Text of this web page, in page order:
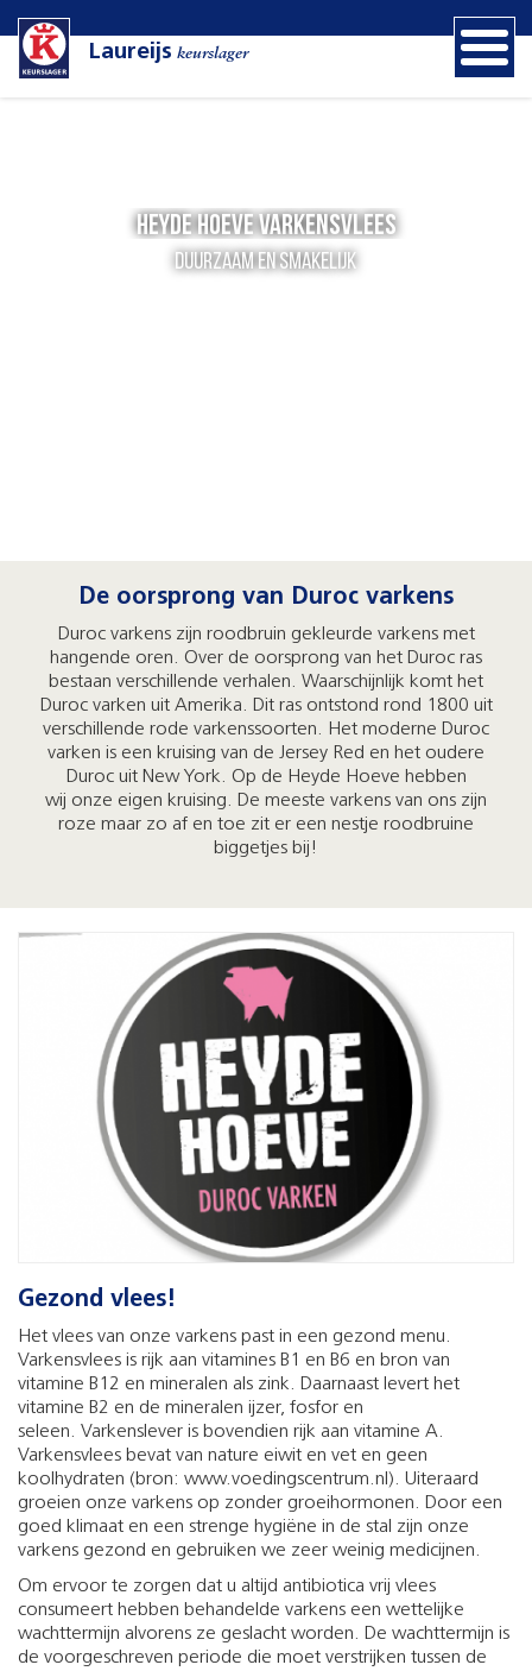
Laureijs keurslager
Heyde Hoeve varkensvlees
Duurzaam en smakelijk
De oorsprong van Duroc varkens
Duroc varkens zijn roodbruin gekleurde varkens met
hangende oren. Over de oorsprong van het Duroc ras
bestaan verschillende verhalen. Waarschijnlijk komt het
Duroc varken uit Amerika. Dit ras ontstond rond 1800 uit
verschillende rode varkenssoorten. Het moderne Duroc
varken is een kruising van de Jersey Red en het oudere
Duroc uit New York. Op de Heyde Hoeve hebben
wij onze eigen kruising. De meeste varkens van ons zijn
roze maar zo af en toe zit er een nestje roodbruine
biggetjes bij!
Gezond vlees!
Het vlees van onze varkens past in een gezond menu.
Varkensvlees is rijk aan vitamines B1 en B6 en bron van
vitamine B12 en mineralen als zink. Daarnaast levert het
vitamine B2 en de mineralen ijzer, fosfor en
seleen. Varkenslever is bovendien rijk aan vitamine A.
Varkensvlees bevat van nature eiwit en vet en geen
koolhydraten (bron: www.voedingscentrum.nl). Uiteraard
groeien onze varkens op zonder groeihormonen. Door een
goed klimaat en een strenge hygiëne in de stal zijn onze
varkens gezond en gebruiken we zeer weinig medicijnen.
Om ervoor te zorgen dat u altijd antibiotica vrij vlees
consumeert hebben behandelde varkens een wettelijke
wachttermijn alvorens ze geslacht worden. De wachttermijn is
de voorgeschreven periode die moet verstrijken tussen de